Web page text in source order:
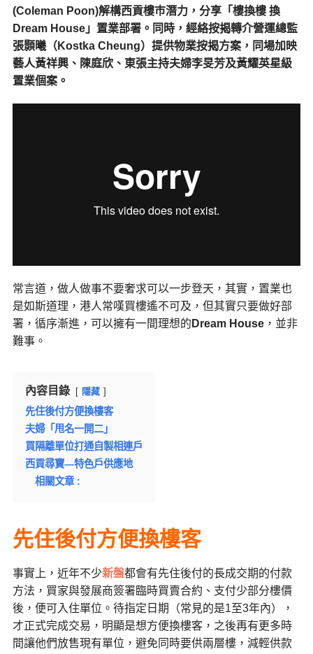
(Coleman Poon)解構西貢樓巿潛力，分享「樓換樓 換
Dream House」置業部署。同時，經絡按揭轉介營運總監
張顥曦（Kostka Cheung）提供物業按揭方案，同場加映
藝人黃祥興、陳庭欣、東張主持夫婦李旻芳及黃耀英星級
置業個案。
常言道，做人做事不要奢求可以一步登天，其實，置業也
是如斯道理，港人常嘆買樓遙不可及，但其實只要做好部
署，循序漸進，可以擁有一間理想的 Dream House，並非
難事。
內容目錄 隱藏
先住後付方便換樓客
夫婦「甩名一開二」
買隔離單位打通自製相連戶
西貢尋寶—特色戶供應地
相關文章 :
先住後付方便換樓客
事實上，近年不少新盤都會有先住後付的長成交期的付款
方法，買家與發展商簽署臨時買賣合約、支付少部分樓價
後，便可入住單位。待指定日期（常見的是1至3年內），
才正式完成交易，明顯是想方便換樓客，之後再有更多時
間讓他們放售現有單位，避免同時要供兩層樓，減輕供款